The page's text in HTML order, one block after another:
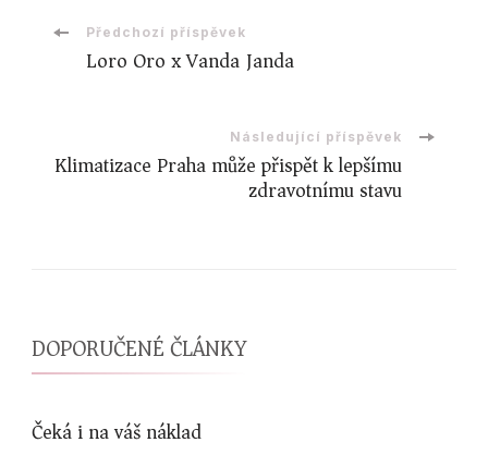
Navigace
Předchozí příspěvek
Loro Oro x Vanda Janda
Následující příspěvek
Klimatizace Praha může přispět k lepšímu
zdravotnímu stavu
DOPORUČENÉ ČLÁNKY
Čeká i na váš náklad